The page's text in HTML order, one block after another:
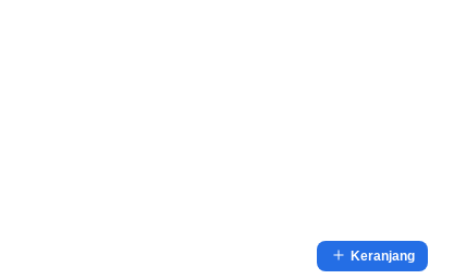
Keranjang